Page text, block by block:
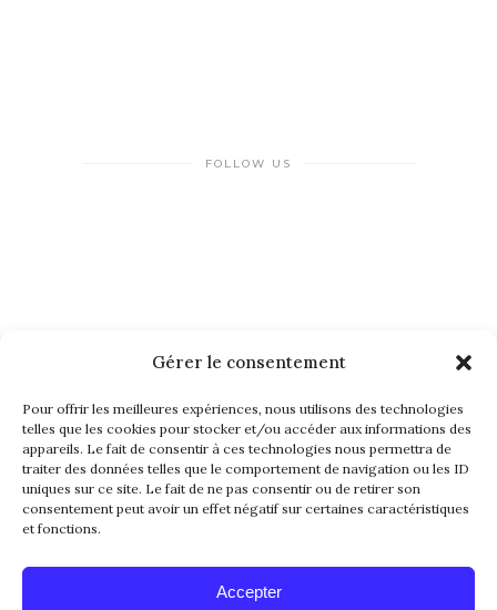
Gérer le consentement
Pour offrir les meilleures expériences, nous utilisons des technologies
telles que les cookies pour stocker et/ou accéder aux informations des
appareils. Le fait de consentir à ces technologies nous permettra de
traiter des données telles que le comportement de navigation ou les ID
uniques sur ce site. Le fait de ne pas consentir ou de retirer son
consentement peut avoir un effet négatif sur certaines caractéristiques
et fonctions.
Accepter
FOLLOW US
Alternative: